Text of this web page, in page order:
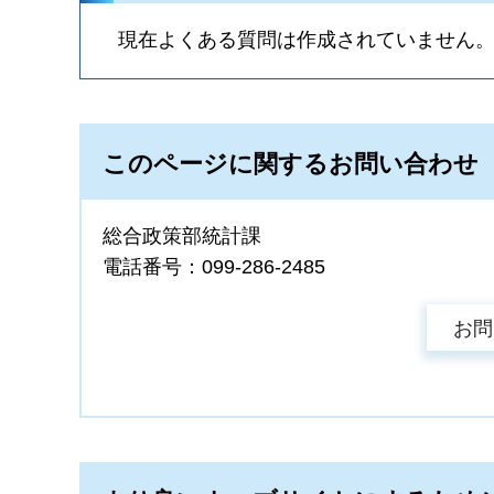
現在よくある質問は作成されていません。
このページに関するお問い合わせ
総合政策部統計課
電話番号：099-286-2485